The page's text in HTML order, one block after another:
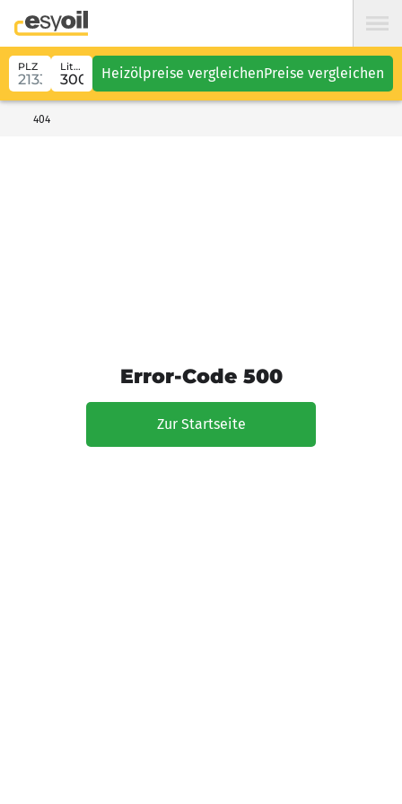
PLZ Liter Heizölpreise vergleichenPreise vergleichen
404
Error-Code 500
Zur Startseite